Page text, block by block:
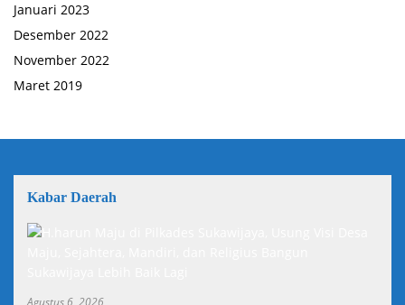
Januari 2023
Desember 2022
November 2022
Maret 2019
Kabar Daerah
Agustus 6, 2026